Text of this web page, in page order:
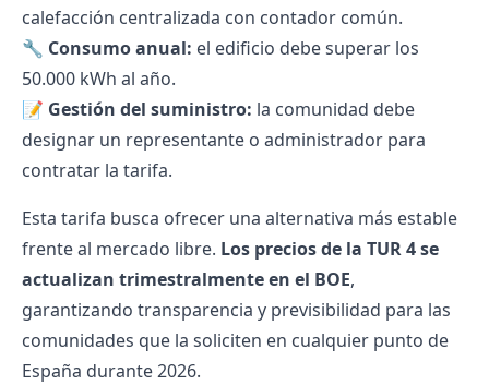
calefacción centralizada con contador común.
🔧 Consumo anual: el edificio debe superar los
50.000 kWh al año.
📝 Gestión del suministro: la comunidad debe
designar un representante o administrador para
contratar la tarifa.
Esta tarifa busca ofrecer una alternativa más estable
frente al mercado libre. Los precios de la TUR 4 se
actualizan trimestralmente en el BOE,
garantizando transparencia y previsibilidad para las
comunidades que la soliciten en cualquier punto de
España durante 2026.